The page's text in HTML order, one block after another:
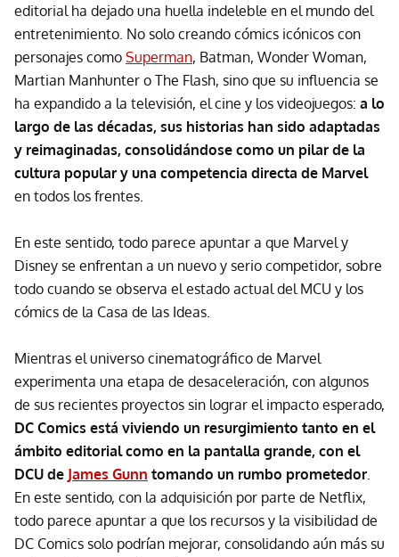
editorial ha dejado una huella indeleble en el mundo del
entretenimiento. No solo creando cómics icónicos con
personajes como Superman, Batman, Wonder Woman,
Martian Manhunter o The Flash, sino que su influencia se
ha expandido a la televisión, el cine y los videojuegos: a lo
largo de las décadas, sus historias han sido adaptadas
y reimaginadas, consolidándose como un pilar de la
cultura popular y una competencia directa de Marvel
en todos los frentes.
En este sentido, todo parece apuntar a que Marvel y
Disney se enfrentan a un nuevo y serio competidor, sobre
todo cuando se observa el estado actual del MCU y los
cómics de la Casa de las Ideas.
Mientras el universo cinematográfico de Marvel
experimenta una etapa de desaceleración, con algunos
de sus recientes proyectos sin lograr el impacto esperado,
DC Comics está viviendo un resurgimiento tanto en el
ámbito editorial como en la pantalla grande, con el
DCU de James Gunn tomando un rumbo prometedor.
En este sentido, con la adquisición por parte de Netflix,
todo parece apuntar a que los recursos y la visibilidad de
DC Comics solo podrían mejorar, consolidando aún más su